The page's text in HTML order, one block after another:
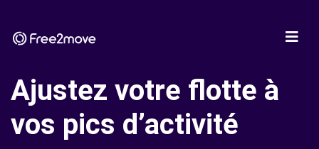
Ajustez votre flotte à
vos pics d’activité